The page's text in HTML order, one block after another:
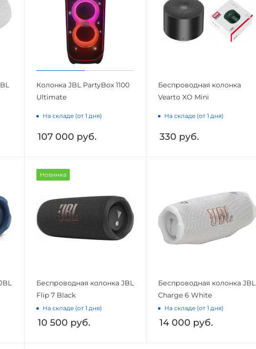
Колонка JBL PartyBox 1100
Ultimate
На складе (от 1 дня)
107 000 руб.
Беспроводная колонка
Vearto XO Mini
На складе (от 1 дня)
330 руб.
Новинка
Беспроводная колонка JBL
Flip 7 Black
На складе (от 1 дня)
10 500 руб.
Беспроводная колонка JBL
Charge 6 White
На складе (от 1 дня)
14 000 руб.